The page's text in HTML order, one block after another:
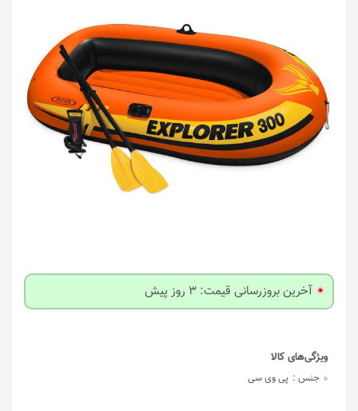
آخرین بروزرسانی قیمت: 3 روز پیش
جنس : پی وی سی